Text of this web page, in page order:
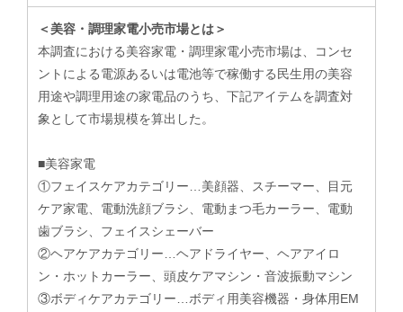
＜美容・調理家電小売市場とは＞
本調査における美容家電・調理家電小売市場は、コンセ
ントによる電源あるいは電池等で稼働する民生用の美容
用途や調理用途の家電品のうち、下記アイテムを調査対
象として市場規模を算出した。
​■美容家電
①フェイスケアカテゴリー…美顔器、スチーマー、目元
ケア家電、電動洗顔ブラシ、電動まつ毛カーラー、電動
歯ブラシ、フェイスシェーバー
②ヘアケアカテゴリー…ヘアドライヤー、ヘアアイロ
ン・ホットカーラー、頭皮ケアマシン・音波振動マシン
③ボディケアカテゴリー…ボディ用美容機器・身体用EM